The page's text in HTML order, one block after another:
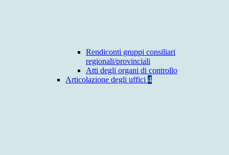
Rendiconti gruppi consiliari
regionali/provinciali
Atti degli organi di controllo
Articolazione degli uffici 4